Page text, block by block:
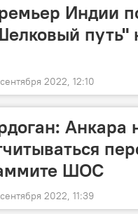
Индии
путь"
2022, 12:10
Анкара
ШОС
2022, 11:39